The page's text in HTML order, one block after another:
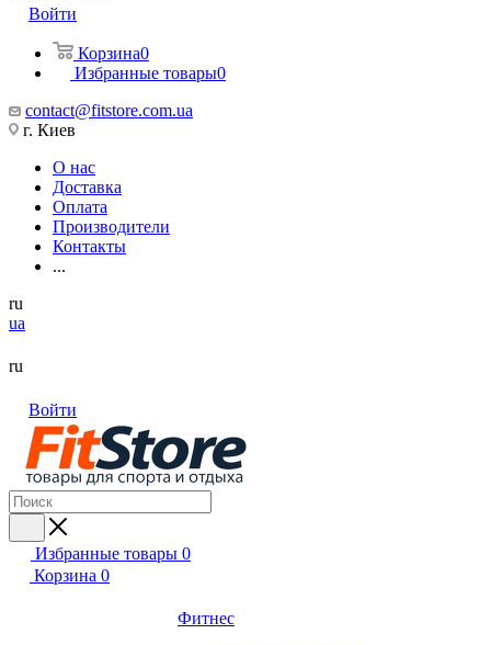
Войти
Корзина0
Избранные товары0
contact@fitstore.com.ua
г. Киев
О нас
Доставка
Оплата
Производители
Контакты
...
ru
ua
ru
Войти
Избранные товары 0
Корзина 0
Фитнес